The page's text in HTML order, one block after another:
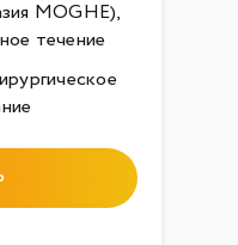
MOGHE),
течение